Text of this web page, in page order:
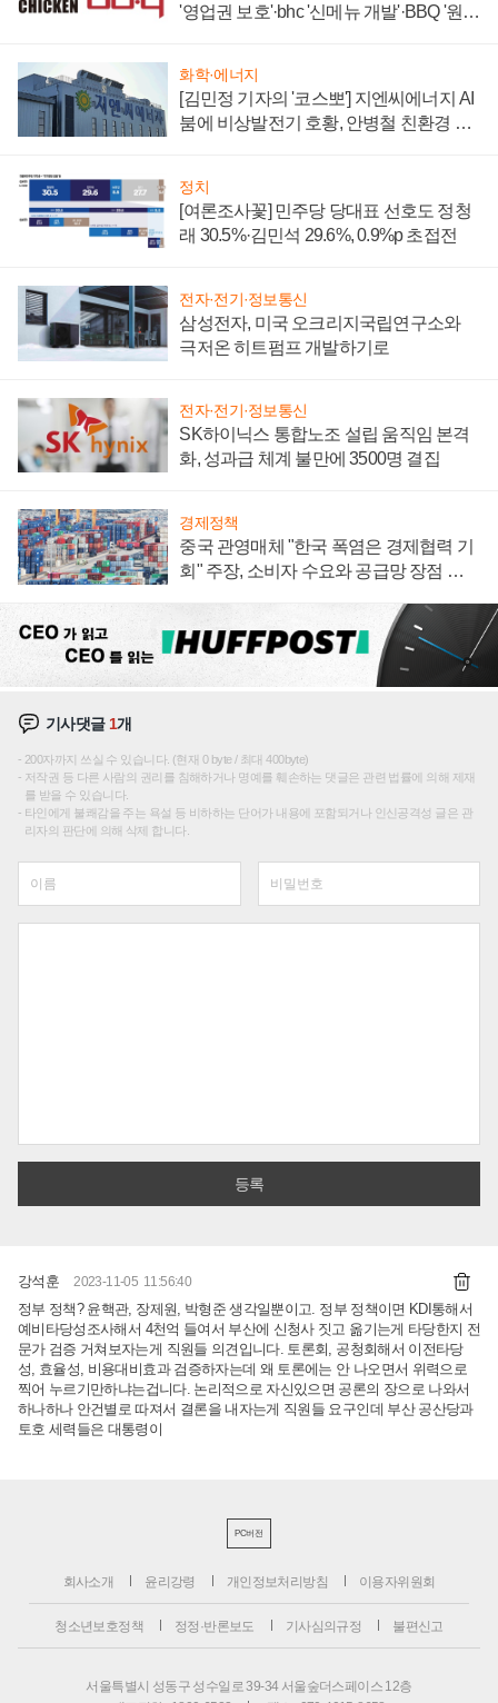
'영업권 보호'·bhc '신메뉴 개발'·BBQ '원가
화학·에너지
[김민정 기자의 '코스뽀'] 지엔씨에너지 AI
붐에 비상발전기 호황, 안병철 친환경 에
정치
[여론조사꽃] 민주당 당대표 선호도 정청
래 30.5%·김민석 29.6%, 0.9%p 초접전
전자·전기·정보통신
삼성전자, 미국 오크리지국립연구소와
극저온 히트펌프 개발하기로
전자·전기·정보통신
SK하이닉스 통합노조 설립 움직임 본격
화, 성과급 체계 불만에 3500명 결집
경제정책
중국 관영매체 "한국 폭염은 경제협력 기
회" 주장, 소비자 수요와 공급망 장점 강
기사댓글 1개
200자까지 쓰실 수 있습니다. (현재 0 byte / 최대 400byte)
저작권 등 다른 사람의 권리를 침해하거나 명예를 훼손하는 댓글은 관련 법률에 의해 제재
를 받을 수 있습니다.
타인에게 불쾌감을 주는 욕설 등 비하하는 단어가 내용에 포함되거나 인신공격성 글은 관
리자의 판단에 의해 삭제 합니다.
강석훈 2023-11-05 11:56:40
정부 정책? 윤핵관, 장제원, 박형준 생각일뿐이고. 정부 정책이면 KDI통해서
예비타당성조사해서 4천억 들여서 부산에 신청사 짓고 옮기는게 타당한지 전
문가 검증 거쳐보자는게 직원들 의견입니다. 토론회, 공청회해서 이전타당
성, 효율성, 비용대비효과 검증하자는데 왜 토론에는 안 나오면서 위력으로
찍어 누르기만하냐는겁니다. 논리적으로 자신있으면 공론의 장으로 나와서
하나하나 안건별로 따져서 결론을 내자는게 직원들 요구인데 부산 공산당과
토호 세력들은 대통령이
PC버전
회사소개 윤리강령 개인정보처리방침 이용자위원회
청소년보호정책 정정·반론보도 기사심의규정 불편신고
서울특별시 성동구 성수일로 39-34 서울숲더스페이스 12층